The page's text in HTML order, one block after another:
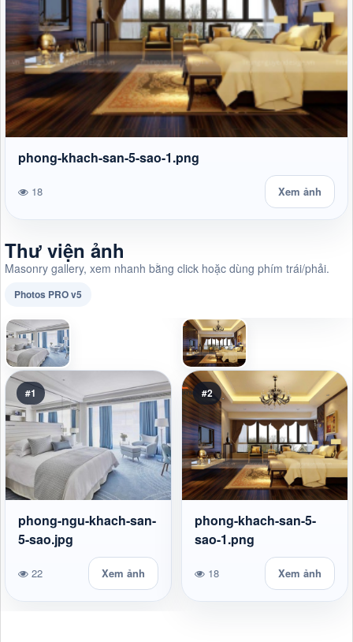
phong-khach-san-5-sao-1.png
18 Xem ảnh
Thư viện ảnh
Masonry gallery, xem nhanh bằng click hoặc dùng phím trái/phải.
Photos PRO v5
#1
phong-ngu-khach-san-
5-sao.jpg
22 Xem ảnh
#2
phong-khach-san-5-
sao-1.png
18 Xem ảnh